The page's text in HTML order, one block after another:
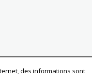
des informations sont